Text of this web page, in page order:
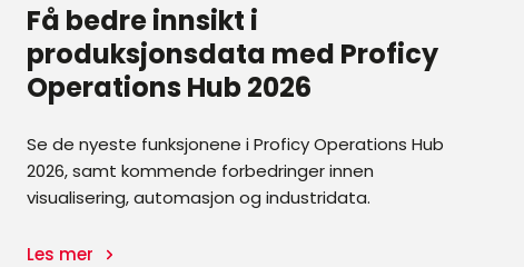
Få bedre innsikt i
produksjonsdata med Proficy
Operations Hub 2026
Se de nyeste funksjonene i Proficy Operations Hub
2026, samt kommende forbedringer innen
visualisering, automasjon og industridata.
Les mer